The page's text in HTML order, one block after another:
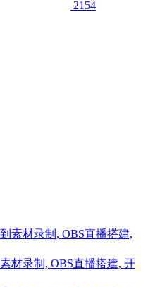
2154
材录制, OBS直播搭建, 开